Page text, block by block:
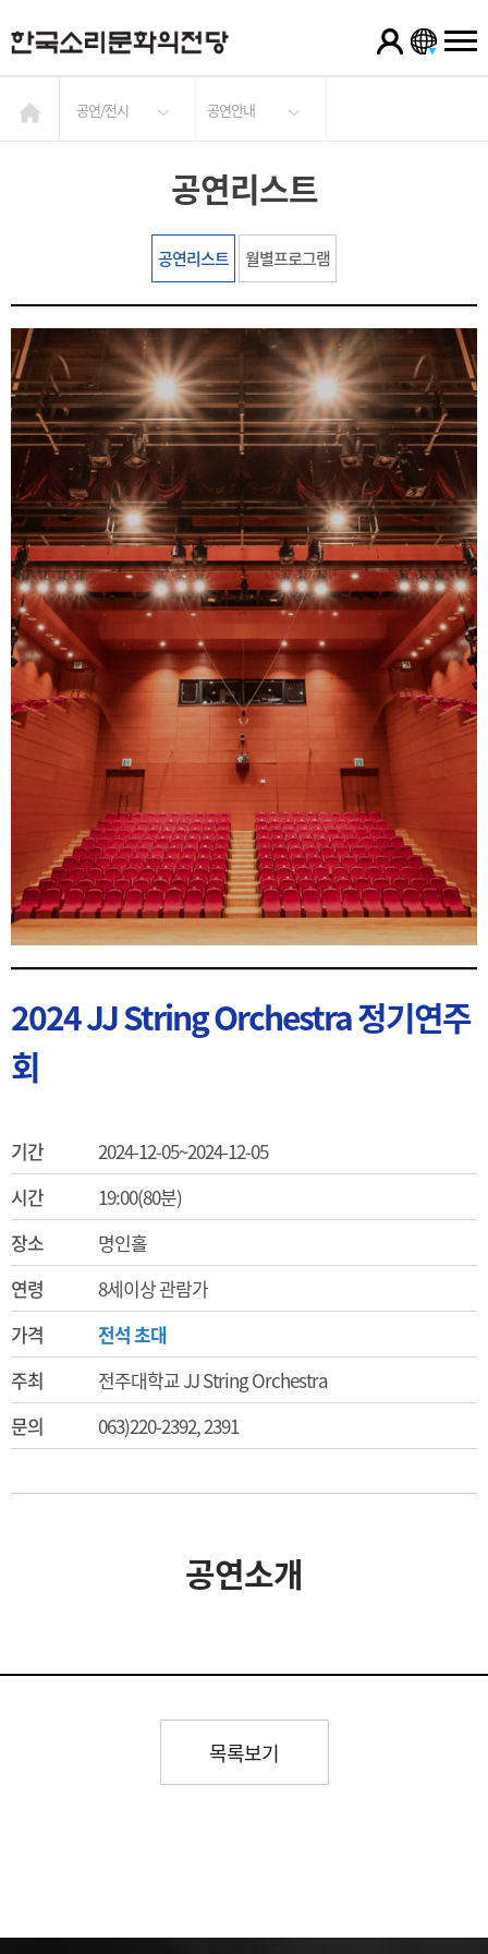
공연/전시 공연안내
공연리스트
공연리스트 월별프로그램
2024 JJ String Orchestra 정기연주
회
기간
2024-12-05~2024-12-05
시간
19:00(80분)
장소
명인홀
연령
8세이상 관람가
가격
전석 초대
주최
전주대학교 JJ String Orchestra
문의
063)220-2392, 2391
공연소개
목록보기